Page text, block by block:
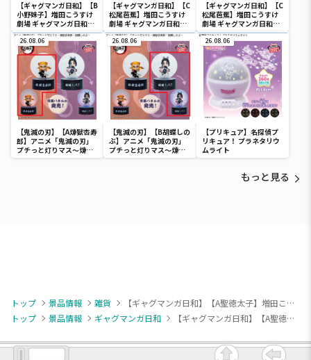
【ギャグマンガ日和】【B
小野妹子】増田こうすけ
劇場 ギャグマンガ日和
GO ぬいぐるみ
【ギャグマンガ日和】【C
松尾芭蕉】増田こうすけ
劇場 ギャグマンガ日和
GO ぬいぐるみ
【ギャグマンガ日和】【C
松尾芭蕉】増田こうすけ
劇場 ギャグマンガ日和
GO フェイスゴム
26.08.06
【鬼滅の刃】【A煉獄杏寿
郎】アニメ「鬼滅の刃」
プチっと灯りマス～煉獄
杏寿郎・胡蝶しのぶ～
26.08.06
【鬼滅の刃】【B胡蝶しの
ぶ】アニメ「鬼滅の刃」
プチっと灯りマス～煉獄
杏寿郎・胡蝶しのぶ～
26.08.06
【プリキュア】名探偵プ
リキュア！ プラネタリウ
ムライト
もっと見る
トップ 景品情報 雑貨
【ギャグマンガ日和】【A聖徳太子】増田こうすけ劇場 ギャグマンガ日和GO フェイスゴム
トップ
景品情報 ギャグマンガ日和 【ギャグマンガ日和】【A聖徳太子】増田こうすけ劇場 ギャグマンガ日和GO フェイスゴム